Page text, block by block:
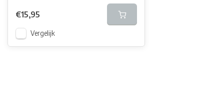
€15,95
Vergelijk